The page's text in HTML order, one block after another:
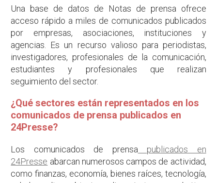
Una base de datos de Notas de prensa ofrece
acceso rápido a miles de comunicados publicados
por empresas, asociaciones, instituciones y
agencias. Es un recurso valioso para periodistas,
investigadores, profesionales de la comunicación,
estudiantes y profesionales que realizan
seguimiento del sector.
¿Qué sectores están representados en los
comunicados de prensa publicados en
24Presse?
Los comunicados de prensa publicados en
24Presse abarcan numerosos campos de actividad,
como finanzas, economía, bienes raíces, tecnología,